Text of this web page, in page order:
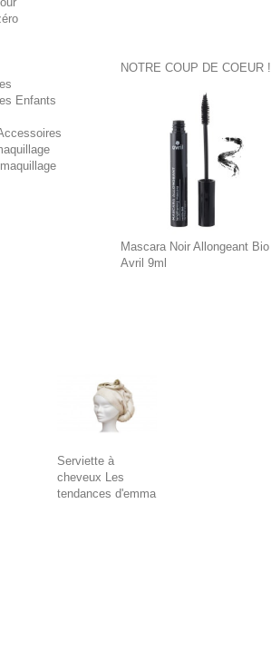
Enfants
NOTRE COUP DE COEUR !
Mascara Noir Allongeant Bio
Avril 9ml
Serviette à
cheveux Les
tendances d'emma